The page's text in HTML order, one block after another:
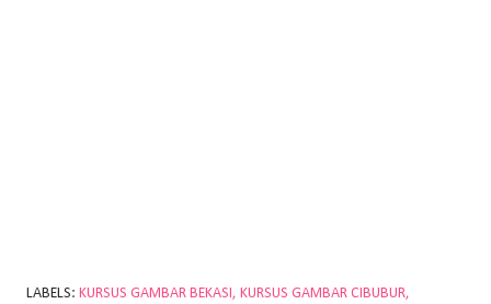
LABELS: KURSUS GAMBAR BEKASI KURSUS GAMBAR CIBUBUR